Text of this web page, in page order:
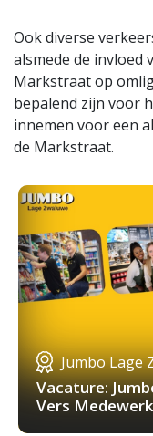
Ook diverse
alsmede de invloed
Markstraat op
bepalend zijn voor
innemen voor een
de Markstraat.
Jumbo Lage
Vacature:
Vers